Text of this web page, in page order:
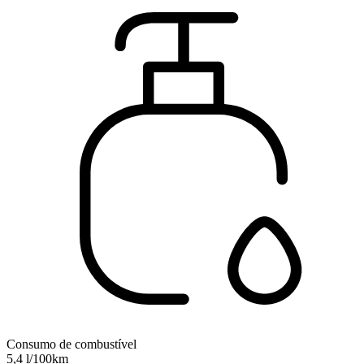
Consumo de combustível
5,4 l/100km